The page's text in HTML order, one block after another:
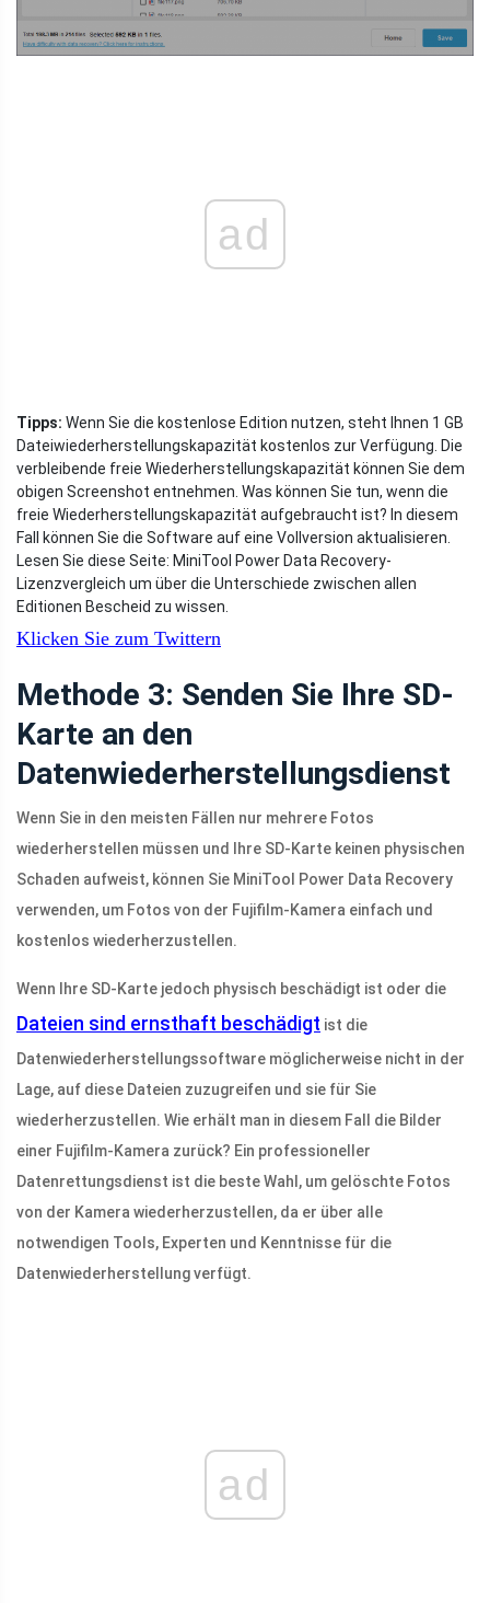
ad
Tipps: Wenn Sie die kostenlose Edition nutzen, steht Ihnen 1 GB
Dateiwiederherstellungskapazität kostenlos zur Verfügung. Die
verbleibende freie Wiederherstellungskapazität können Sie dem
obigen Screenshot entnehmen. Was können Sie tun, wenn die
freie Wiederherstellungskapazität aufgebraucht ist? In diesem
Fall können Sie die Software auf eine Vollversion aktualisieren.
Lesen Sie diese Seite: MiniTool Power Data Recovery-
Lizenzvergleich um über die Unterschiede zwischen allen
Editionen Bescheid zu wissen.
Klicken Sie zum Twittern
Methode 3: Senden Sie Ihre SD-
Karte an den
Datenwiederherstellungsdienst
Wenn Sie in den meisten Fällen nur mehrere Fotos
wiederherstellen müssen und Ihre SD-Karte keinen physischen
Schaden aufweist, können Sie MiniTool Power Data Recovery
verwenden, um Fotos von der Fujifilm-Kamera einfach und
kostenlos wiederherzustellen.
Wenn Ihre SD-Karte jedoch physisch beschädigt ist oder die
Dateien sind ernsthaft beschädigt ist die
Datenwiederherstellungssoftware möglicherweise nicht in der
Lage, auf diese Dateien zuzugreifen und sie für Sie
wiederherzustellen. Wie erhält man in diesem Fall die Bilder
einer Fujifilm-Kamera zurück? Ein professioneller
Datenrettungsdienst ist die beste Wahl, um gelöschte Fotos
von der Kamera wiederherzustellen, da er über alle
notwendigen Tools, Experten und Kenntnisse für die
Datenwiederherstellung verfügt.
ad